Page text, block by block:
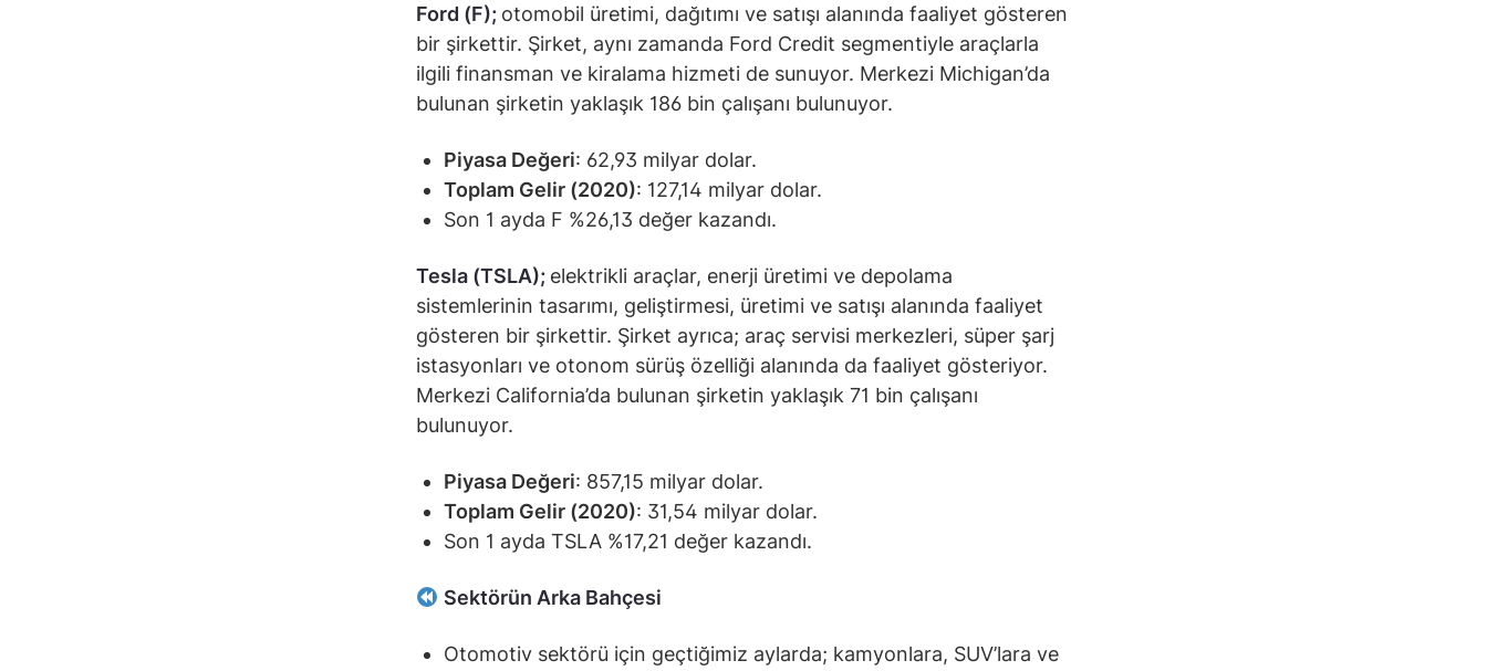
Ford (F); otomobil üretimi, dağıtımı ve satışı alanında faaliyet gösteren
bir şirkettir. Şirket, aynı zamanda Ford Credit segmentiyle araçlarla
ilgili finansman ve kiralama hizmeti de sunuyor. Merkezi Michigan’da
bulunan şirketin yaklaşık 186 bin çalışanı bulunuyor.
Piyasa Değeri: 62,93 milyar dolar.
Toplam Gelir (2020): 127,14 milyar dolar.
Son 1 ayda F %26,13 değer kazandı.
Tesla (TSLA); elektrikli araçlar, enerji üretimi ve depolama
sistemlerinin tasarımı, geliştirmesi, üretimi ve satışı alanında faaliyet
gösteren bir şirkettir. Şirket ayrıca; araç servisi merkezleri, süper şarj
istasyonları ve otonom sürüş özelliği alanında da faaliyet gösteriyor.
Merkezi California’da bulunan şirketin yaklaşık 71 bin çalışanı
bulunuyor.
Piyasa Değeri: 857,15 milyar dolar.
Toplam Gelir (2020): 31,54 milyar dolar.
Son 1 ayda TSLA %17,21 değer kazandı.
Sektörün Arka Bahçesi
Otomotiv sektörü için geçtiğimiz aylarda; kamyonlara, SUV’lara ve